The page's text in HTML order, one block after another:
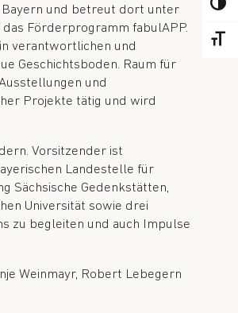
KIES
Bayern und betreut dort unter
Förderprogramm fabulAPP.
verantwortlichen und
Geschichtsboden. Raum für
und
Projekte tätig und wird
Vorsitzender ist
Landestelle für
Sächsische Gedenkstätten,
Universität sowie drei
zu begleiten und auch Impulse
Weinmayr, Robert Lebegern